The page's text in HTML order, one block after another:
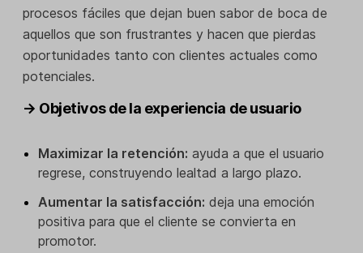
procesos fáciles que dejan buen sabor de boca de
aquellos que son frustrantes y hacen que pierdas
oportunidades tanto con clientes actuales como
potenciales.
→ Objetivos de la experiencia de usuario
Maximizar la retención: ayuda a que el usuario
regrese, construyendo lealtad a largo plazo.
Aumentar la satisfacción: deja una emoción
positiva para que el cliente se convierta en
promotor.